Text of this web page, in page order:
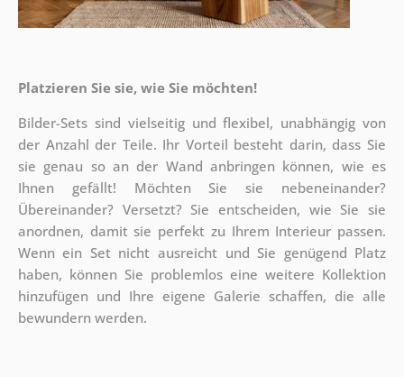
Platzieren Sie sie, wie Sie möchten!
Bilder-Sets sind vielseitig und flexibel, unabhängig von
der Anzahl der Teile. Ihr Vorteil besteht darin, dass Sie
sie genau so an der Wand anbringen können, wie es
Ihnen gefällt! Möchten Sie sie nebeneinander?
Übereinander? Versetzt? Sie entscheiden, wie Sie sie
anordnen, damit sie perfekt zu Ihrem Interieur passen.
Wenn ein Set nicht ausreicht und Sie genügend Platz
haben, können Sie problemlos eine weitere Kollektion
hinzufügen und Ihre eigene Galerie schaffen, die alle
bewundern werden.